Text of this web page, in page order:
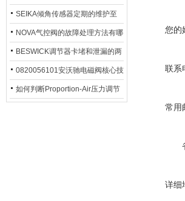
洗流程吧
SEIKA倾角传感器定期的维护至
关重要
NOVA气控阀的故障处理方法有哪
些？
BESWICK调节器卡堵和泄漏的两
大问题解决措施
0820056101安沃驰电磁阀核心技
术参数
如何判断Proportion-Air压力调节
您的
联系
常用
详细